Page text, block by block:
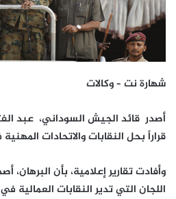
شهارة نت – وكالات
أصدر قائد الجيش السوداني، عبد
قراراً بحل النقابات والاتحادات
وأفادت تقارير إعلامية، بأن البرهان،
اللجان التي تدير النقابات العمالية في